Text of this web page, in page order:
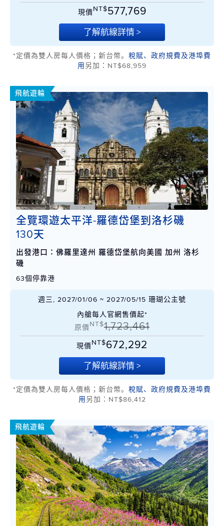
現價NT$577,769
了解航線詳情 >
*定價為雙人房每人價格；新台幣。 稅賦、政府規費及港埠費
用 另加：NT$68,959
飛航遊輪
全覽環遊太平洋-羅德岱堡到洛杉磯
130天
出發港口：佛羅里達州 羅德岱堡航向美國 加州 洛杉
磯
63個停靠港
週三, 2027/01/06 ~ 2027/05/15 珊瑚公主號
內艙每人官網售價起*
原價NT$1,723,461
現價NT$672,292
了解航線詳情 >
*定價為雙人房每人價格；新台幣。 稅賦、政府規費及港埠費
用 另加：NT$86,412
飛航遊輪